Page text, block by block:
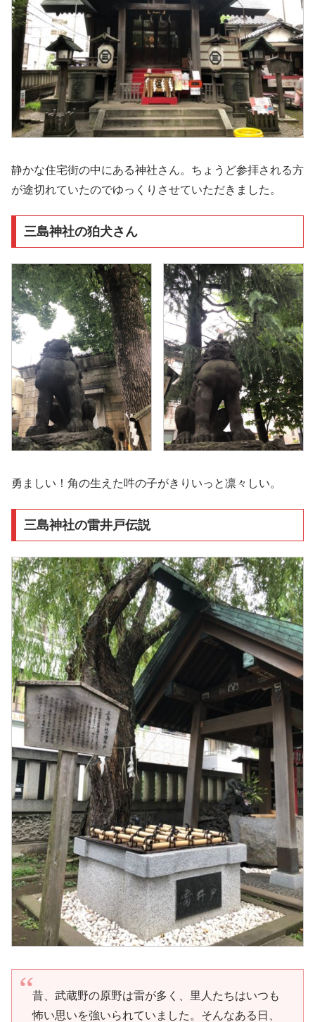
静かな住宅街の中にある神社さん。ちょうど参拝される方
が途切れていたのでゆっくりさせていただきました。
三島神社の狛犬さん
勇ましい！角の生えた吽の子がきりいっと凛々しい。
三島神社の雷井戸伝説
昔、武蔵野の原野は雷が多く、里人たちはいつも
怖い思いを強いられていました。そんなある日、